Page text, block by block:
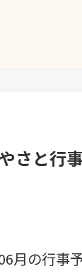
さと行
月の行事